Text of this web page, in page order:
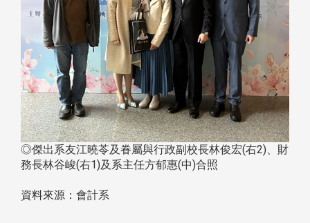
◎傑出系友江曉苓及眷屬與行政副校長林俊宏(右2)、財
務長林谷峻(右1)及系主任方郁惠(中)合照
資料來源：會計系